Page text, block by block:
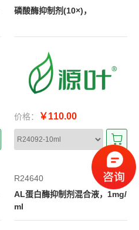
磷酸酶抑制剂(10×)，
价格： ￥110.00
R24640
AL蛋白酶抑制剂混合液，1mg/
ml